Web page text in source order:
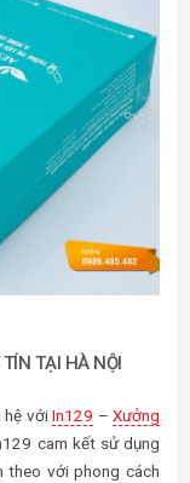
TẠI HÀ NỘI
hệ vớiIn129 –Xưởng
cam kết sử dụng
theo với phong cách